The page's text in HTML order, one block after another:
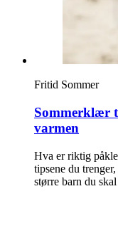
Åpningstider
Ledige stillinger
Gavekort
Fritid Sommer
Sommerklær
varmen
Hva er riktig
tipsene du
større barn du